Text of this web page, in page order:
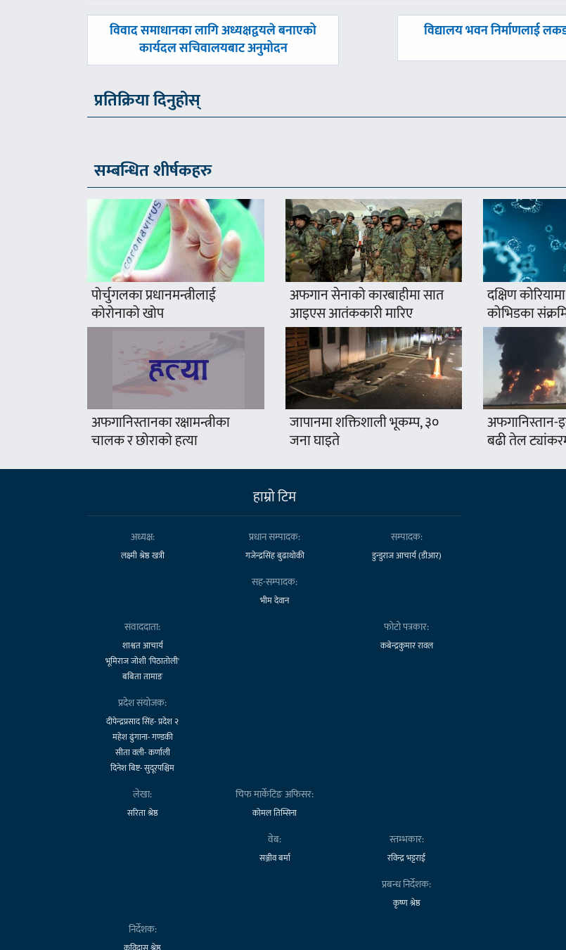
पछिल्लाे
विवाद समाधानका लागि अध्यक्षद्वयले बनाएको
कार्यदल सचिवालयबाट अनुमोदन
अघिल्लाे
विद्यालय भवन निर्माणलाई
प्रतिक्रिया दिनुहोस्
सम्बन्धित शीर्षकहरु
पोर्चुगलका प्रधानमन्त्रीलाई
कोरोनाको खोप
अफगान सेनाको कारबाहीमा सात
आइएस आतंककारी मारिए
दक्षिण
कोभिडका
अफगानिस्तानका रक्षामन्त्रीका
चालक र छोराको हत्या
जापानमा शक्तिशाली भूकम्प, ३०
जना घाइते
अफगानिस्तान-
बढी तेल
हाम्राे टिम
अध्यक्ष:
लक्ष्मी श्रेष्ठ खत्री
प्रधान सम्पादक:
गजेन्द्रसिंह बुढाथोकी
सम्पादक:
डुन्डुराज आचार्य (डीआर)
सह-सम्पादक:
भीम देवान
संवाददाता:
शाश्वत आचार्य
भूमिराज जोशी 'पिठातोली'
बबिता तामाङ
फोटो पत्रकार:
कबेन्द्रकुमार रावल
प्रदेश संयोजक:
दीपेन्द्रप्रसाद सिंह- प्रदेश २
महेश ढुंगाना- गण्डकी
सीता वली- कर्णाली
दिनेश बिष्ट- सुदूरपश्चिम
लेखा:
सरिता श्रेष्ठ
चिफ मार्केटिङ अफिसर:
कोमल तिम्सिना
वेब:
सञ्जीव बर्मा
स्तम्भकार:
रविन्द्र भट्टराई
प्रबन्ध निर्देशक:
कृष्ण श्रेष्ठ
निर्देशक: